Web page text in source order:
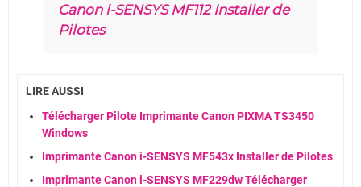
Canon i-SENSYS MF112 Installer de
Pilotes
LIRE AUSSI
Télécharger Pilote Imprimante Canon PIXMA TS3450
Windows
Imprimante Canon i-SENSYS MF543x Installer de Pilotes
Imprimante Canon i-SENSYS MF229dw Télécharger